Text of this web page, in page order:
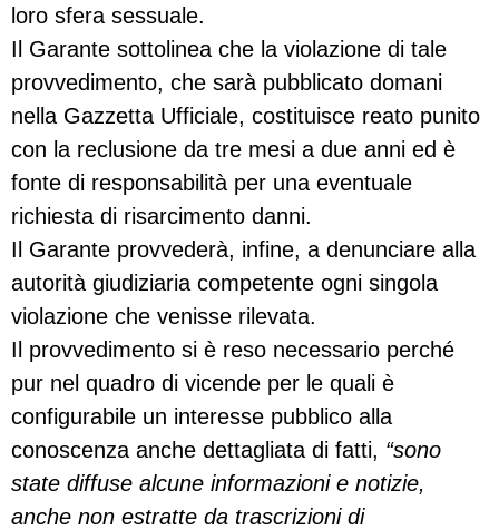
loro sfera sessuale.
Il Garante sottolinea che la violazione di tale
provvedimento, che sarà pubblicato domani
nella Gazzetta Ufficiale, costituisce reato punito
con la reclusione da tre mesi a due anni ed è
fonte di responsabilità per una eventuale
richiesta di risarcimento danni.
Il Garante provvederà, infine, a denunciare alla
autorità giudiziaria competente ogni singola
violazione che venisse rilevata.
Il provvedimento si è reso necessario perché
pur nel quadro di vicende per le quali è
configurabile un interesse pubblico alla
conoscenza anche dettagliata di fatti, “sono
state diffuse alcune informazioni e notizie,
anche non estratte da trascrizioni di